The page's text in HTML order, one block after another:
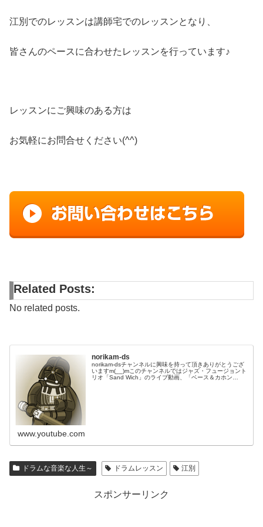
江別でのレッスンは講師宅でのレッスンとなり、
皆さんのペースに合わせたレッスンを行っています♪
レッスンにご興味のある方は
お気軽にお問合せください(^^)
Related Posts:
No related posts.
norikam-ds
norikam-dsチャンネルに興味を持って頂きありがとうござ
いますm(__)mこのチャンネルではジャズ・フュージョント
リオ「Sand Wich」のライブ動画、「ベース＆カホン
www.youtube.com
ドラムな音楽な人生～ ドラムレッスン 江別
スポンサーリンク